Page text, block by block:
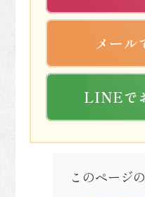
メール
LINEで
このページ